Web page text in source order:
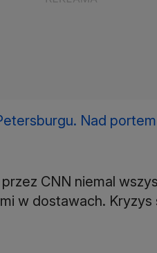
Nad portem
CNN niemal
w dostawach.